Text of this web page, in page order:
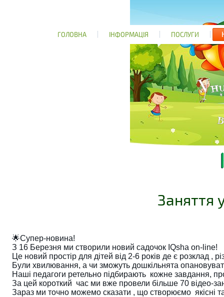
ГОЛОВНА ІНФОРМАЦІЯ ПОСЛУГИ
Заняття
🌟Супер-новина!
З 16 Березня ми створили новий садочок IQsha on-line!
Це новий простір для дітей від 2-6 років де є розклад ,
Були хвилювання, а чи зможуть дошкільнята
Наші педагоги ретельно підбирають кожне завдання,
За цей короткий час ми вже провели більше 70 відео-
Зараз ми точно можемо сказати , що створюємо якісні та